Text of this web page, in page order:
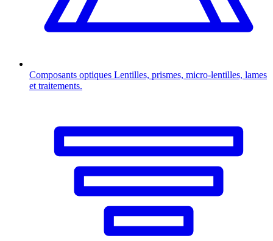
Composants optiques Lentilles, prismes, micro-lentilles, lames
et traitements.